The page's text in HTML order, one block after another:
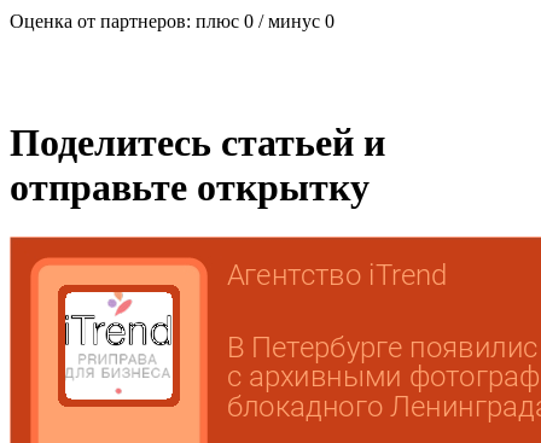
Оценка от партнеров: плюс 0 / минус 0
Поделитесь статьей и
отправьте открытку